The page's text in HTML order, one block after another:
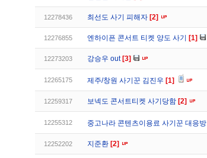
12278436 최선도 사기 피해자 [2]
12276855 엔하이픈 콘서트 티켓 양도 사기 [1]
12273203 강승우 out [3]
12265175 제주/창원 사기꾼 김진우 [1]
12259317 보넥도 콘서트티켓 사기당함 [2]
12255312 중고나라 콘텐츠이용료 사기꾼 대응방
12252202 지준환 [2]